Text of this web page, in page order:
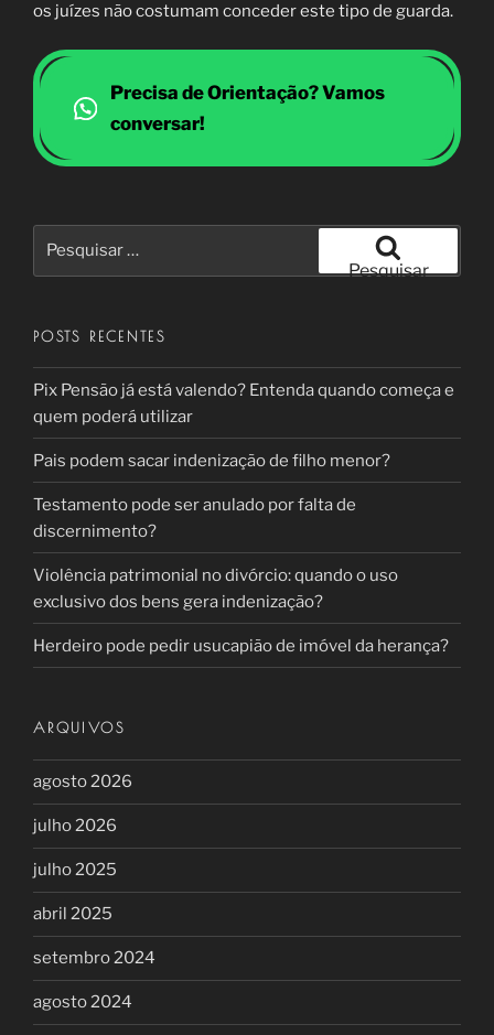
os juízes não costumam conceder este tipo de guarda.
Precisa de Orientação? Vamos
conversar!
Pesquisar
POSTS RECENTES
Pix Pensão já está valendo? Entenda quando começa e
quem poderá utilizar
Pais podem sacar indenização de filho menor?
Testamento pode ser anulado por falta de
discernimento?
Violência patrimonial no divórcio: quando o uso
exclusivo dos bens gera indenização?
Herdeiro pode pedir usucapião de imóvel da herança?
ARQUIVOS
agosto 2026
julho 2026
julho 2025
abril 2025
setembro 2024
agosto 2024